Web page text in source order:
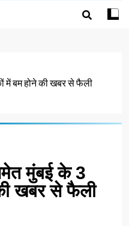
में बम होने की खबर से फैली
मुंबई के 3
खबर से फैली